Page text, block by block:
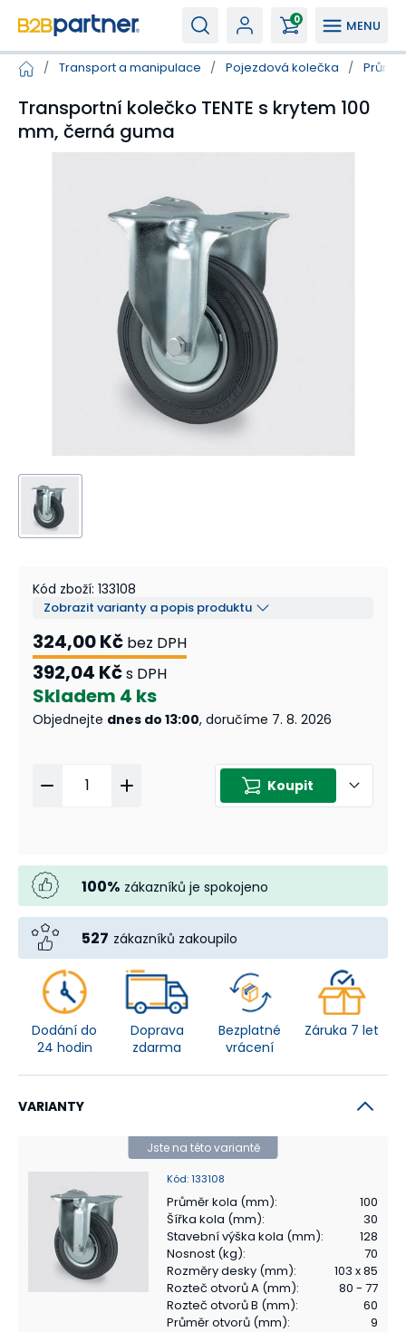
MENU
0
/ Transport a manipulace / Pojezdová kolečka /
Transportní kolečko TENTE s krytem 100
mm, černá guma
Kód zboží: 133108
Zobrazit varianty a popis produktu
324,00 Kč bez DPH
392,04 Kčs DPH
Skladem 4 ks
Objednejte dnes do 13:00, doručíme 7. 8. 2026
Koupit
100% zákazníků je spokojeno
527 zákazníků zakoupilo
Dodání do
24 hodin
Doprava
zdarma
Bezplatné
vrácení
Záruka 7 let
VARIANTY
Kód:133108
Jste na této variantě
Průměr kola (mm):
100
Šířka kola (mm):
30
Stavební výška kola (mm):
128
Nosnost (kg):
70
Rozměry desky (mm):
103 x 85
Rozteč otvorů A (mm):
80 - 77
Rozteč otvorů B (mm):
60
Průměr otvorů (mm): 9